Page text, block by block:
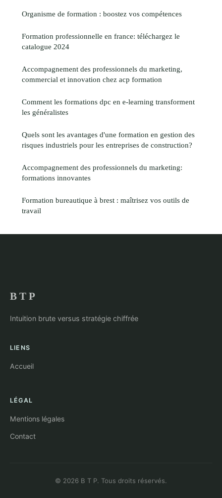
Organisme de formation : boostez vos compétences
Formation professionnelle en france: téléchargez le
catalogue 2024
Accompagnement des professionnels du marketing,
commercial et innovation chez acp formation
Comment les formations dpc en e-learning transforment
les généralistes
Quels sont les avantages d'une formation en gestion des
risques industriels pour les entreprises de construction?
Accompagnement des professionnels du marketing:
formations innovantes
Formation bureautique à brest : maîtrisez vos outils de
travail
B T P
Intuition brute versus stratégie chiffrée
LIENS
Accueil
LÉGAL
Mentions légales
Contact
© 2026 B T P. Tous droits réservés.